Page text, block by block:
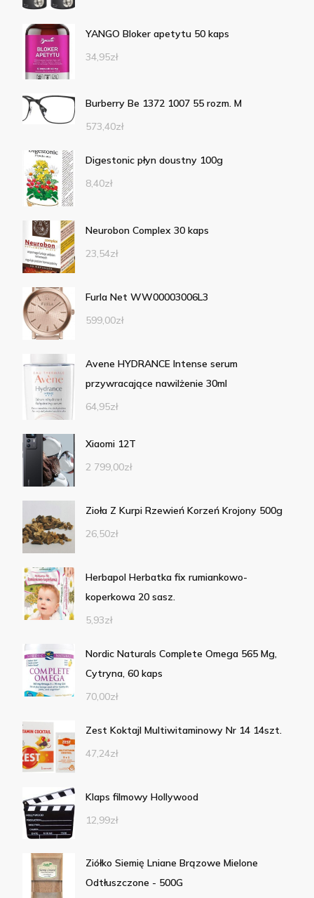
YANGO Bloker apetytu 50 kaps
34,95zł
Burberry Be 1372 1007 55 rozm. M
573,40zł
Digestonic płyn doustny 100g
8,40zł
Neurobon Complex 30 kaps
23,54zł
Furla Net WW00003006L3
599,00zł
Avene HYDRANCE Intense serum
przywracające nawilżenie 30ml
64,95zł
Xiaomi 12T
2 799,00zł
Zioła Z Kurpi Rzewień Korzeń Krojony 500g
26,50zł
Herbapol Herbatka fix rumiankowo-
koperkowa 20 sasz.
5,93zł
Nordic Naturals Complete Omega 565 Mg,
Cytryna, 60 kaps
70,00zł
Zest Koktajl Multiwitaminowy Nr 14 14szt.
47,24zł
Klaps filmowy Hollywood
12,99zł
Ziółko Siemię Lniane Brązowe Mielone
Odtłuszczone - 500G